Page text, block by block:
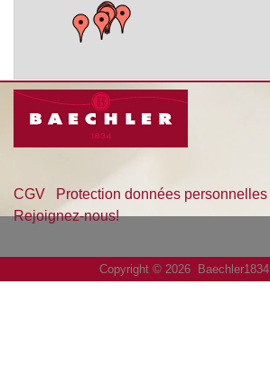
CGV Protection données personnelles
Rejoignez-nous!
Copyright © 2026 Baechler1834